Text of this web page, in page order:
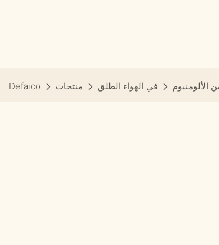
Defaico منتجات في الهواء الطلق الألومنيوم